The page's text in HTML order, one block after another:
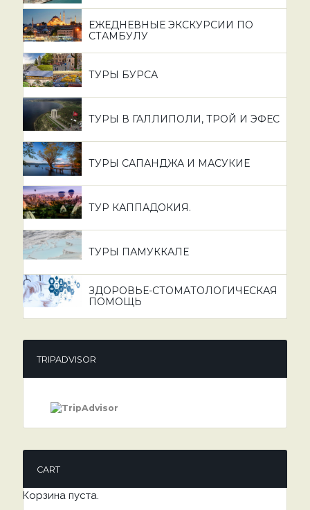
ЕЖЕДНЕВНЫЕ ЭКСКУРСИИ ПО
СТАМБУЛУ
ТУРЫ БУРСА
ТУРЫ В ГАЛЛИПОЛИ, ТРОЙ И ЭФЕС
ТУРЫ САПАНДЖА И МАСУКИЕ
ТУР КАППАДОКИЯ.
ТУРЫ ПАМУККАЛЕ
ЗДОРОВЬЕ-СТОМАТОЛОГИЧЕСКАЯ
ПОМОЩЬ
TRIPADVISOR
CART
Корзина пуста.